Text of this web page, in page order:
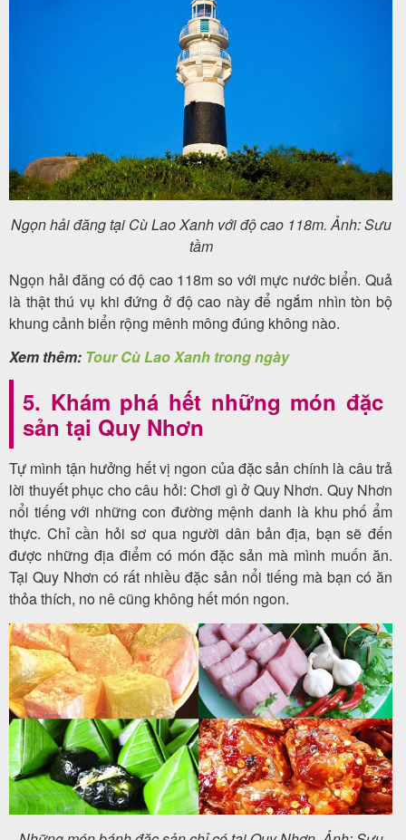
Ngọn hải đăng tại Cù Lao Xanh với độ cao 118m. Ảnh: Sưu
tầm
Ngọn hải đăng có độ cao 118m so với mực nước biển. Quả
là thật thú vụ khi đứng ở độ cao này để ngắm nhìn tòn bộ
khung cảnh biển rộng mênh mông đúng không nào.
Xem thêm: Tour Cù Lao Xanh trong ngày
5. Khám phá hết những món đặc
sản tại Quy Nhơn
Tự mình tận hưởng hết vị ngon của đặc sản chính là câu trả
lời thuyết phục cho câu hỏi: Chơi gì ở Quy Nhơn. Quy Nhơn
nổi tiếng với những con đường mệnh danh là khu phố ẩm
thực. Chỉ cần hỏi sơ qua người dân bản địa, bạn sẽ đến
được những địa điểm có món đặc sản mà mình muốn ăn.
Tại Quy Nhơn có rất nhiều đặc sản nổi tiếng mà bạn có ăn
thỏa thích, no nê cũng không hết món ngon.